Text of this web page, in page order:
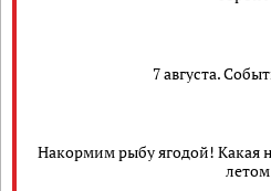
7 августа.
Накормим рыбу ягодой! Какая
летом